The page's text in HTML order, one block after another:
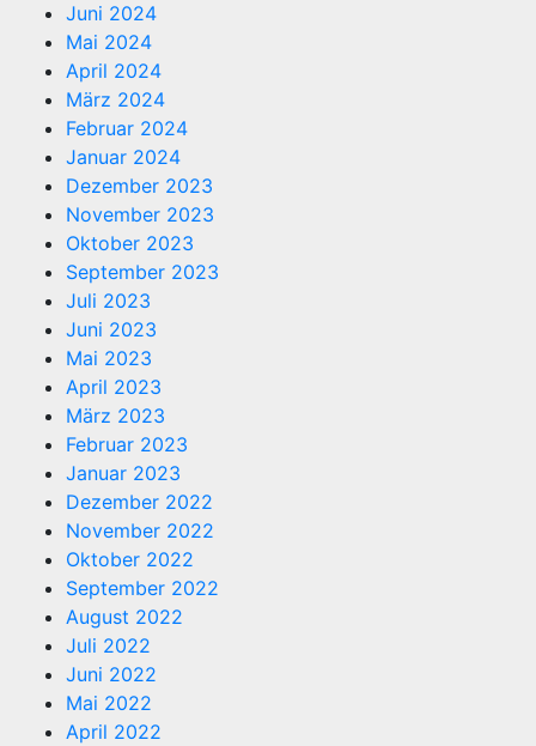
Juni 2024
Mai 2024
April 2024
März 2024
Februar 2024
Januar 2024
Dezember 2023
November 2023
Oktober 2023
September 2023
Juli 2023
Juni 2023
Mai 2023
April 2023
März 2023
Februar 2023
Januar 2023
Dezember 2022
November 2022
Oktober 2022
September 2022
August 2022
Juli 2022
Juni 2022
Mai 2022
April 2022